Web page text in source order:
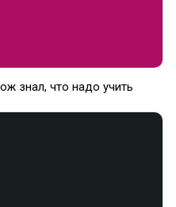
знал, что надо учить